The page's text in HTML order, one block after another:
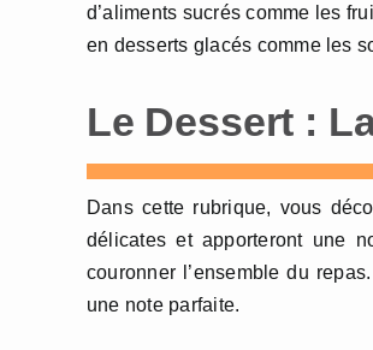
d’aliments sucrés comme les
en desserts glacés comme les
Le Dessert :
Dans cette rubrique, vous
délicates et apporteront une
couronner l’ensemble du
une note parfaite.